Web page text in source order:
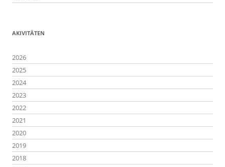
AKIVITÄTEN
2026
2025
2024
2023
2022
2021
2020
2019
2018